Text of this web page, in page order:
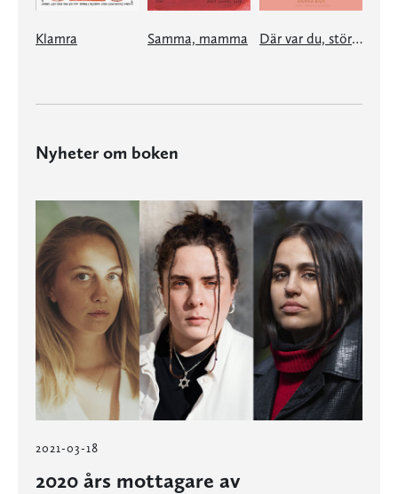
Klamra Samma, mamma Där var du, större än bokstäverna som bildar ditt namn
Nyheter om boken
2021-03-18
2020 års mottagare av